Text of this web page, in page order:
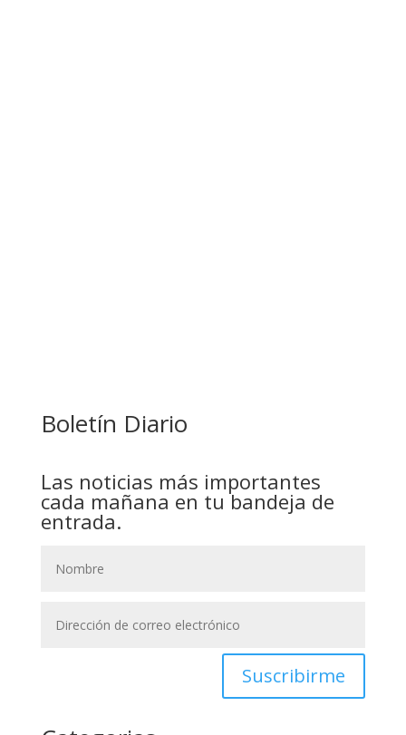
Boletín Diario
Las noticias más importantes
cada mañana en tu bandeja de
entrada.
Suscribirme